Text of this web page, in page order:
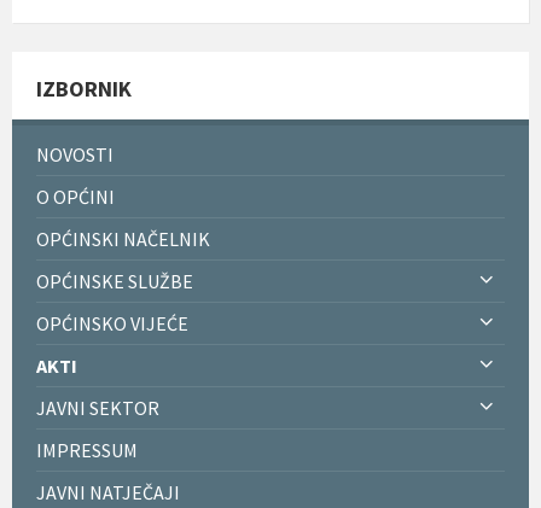
IZBORNIK
NOVOSTI
O OPĆINI
OPĆINSKI NAČELNIK
OPĆINSKE SLUŽBE
OPĆINSKO VIJEĆE
AKTI
JAVNI SEKTOR
IMPRESSUM
JAVNI NATJEČAJI